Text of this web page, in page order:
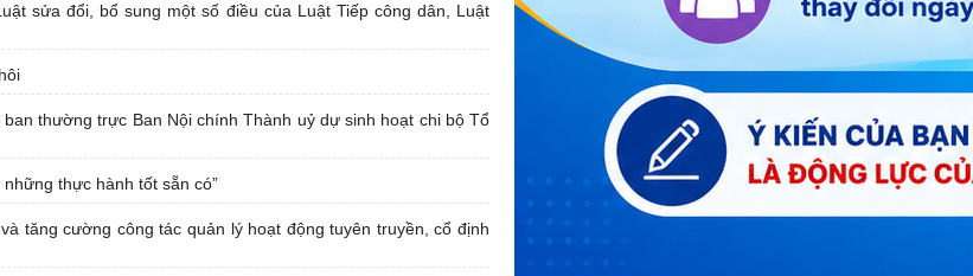
sửa đổi, bổ sung một số điều của Luật Tiếp công dân, Luật
thường trực Ban Nội chính Thành uỷ dự sinh hoạt chi bộ Tổ
thực hành tốt sẵn có”
tăng cường công tác quản lý hoạt động tuyên truyền, cổ định